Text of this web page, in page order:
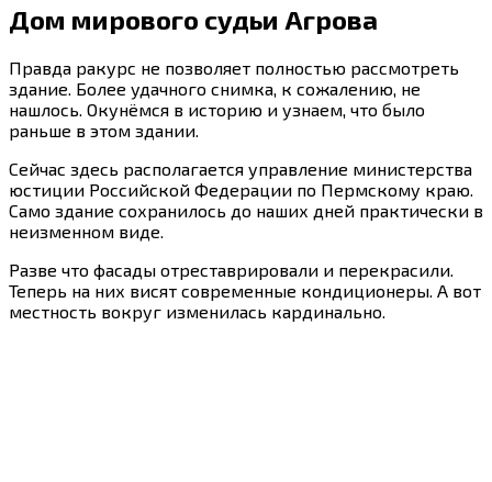
Дом мирового судьи Агрова
Правда ракурс не позволяет полностью рассмотреть
здание. Более удачного снимка, к сожалению, не
нашлось. Окунёмся в историю и узнаем, что было
раньше в этом здании.
Сейчас здесь располагается управление министерства
юстиции Российской Федерации по Пермскому краю.
Само здание сохранилось до наших дней практически в
неизменном виде.
Разве что фасады отреставрировали и перекрасили.
Теперь на них висят современные кондиционеры. А вот
местность вокруг изменилась кардинально.